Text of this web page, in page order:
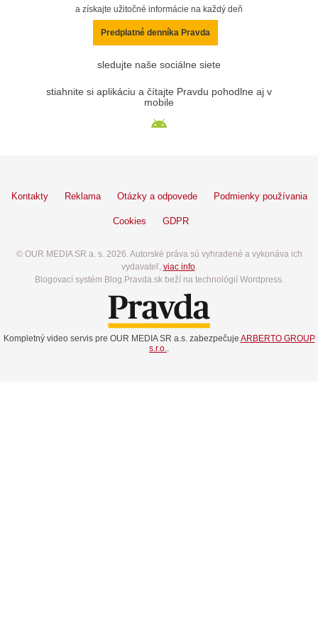
a získajte užitočné informácie na každý deň
Predplatné denníka Pravda
sledujte naše sociálne siete
stiahnite si aplikáciu a čítajte Pravdu pohodlne aj v
mobile
Kontakty Reklama Otázky a odpovede Podmienky používania
Cookies GDPR
© OUR MEDIA SR a. s. 2026. Autorské práva sú vyhradené a vykonáva ich
vydavateľ, viac info.
Blogovací systém Blog.Pravda.sk beží na technológií Wordpress.
Kompletný video servis pre OUR MEDIA SR a.s. zabezpečuje ARBERTO GROUP
s.r.o.